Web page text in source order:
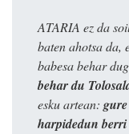
ATARIA ez da
baten ahotsa da,
babesa behar
behar du
esku artean:
harpidedun berri